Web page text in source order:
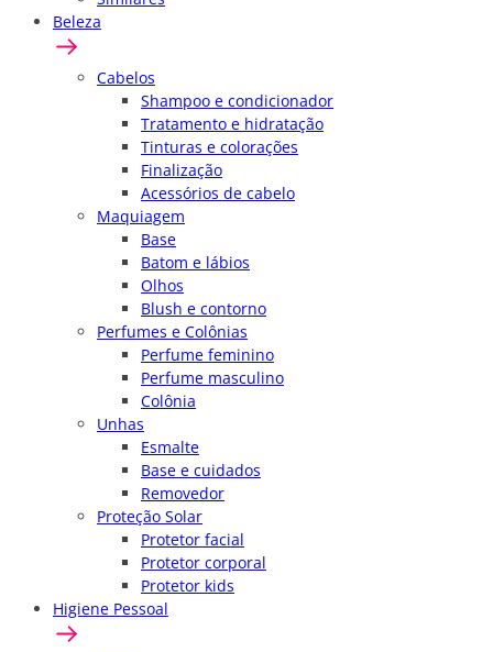
Beleza
Cabelos
Shampoo e condicionador
Tratamento e hidratação
Tinturas e colorações
Finalização
Acessórios de cabelo
Maquiagem
Base
Batom e lábios
Olhos
Blush e contorno
Perfumes e Colônias
Perfume feminino
Perfume masculino
Colônia
Unhas
Esmalte
Base e cuidados
Removedor
Proteção Solar
Protetor facial
Protetor corporal
Protetor kids
Higiene Pessoal